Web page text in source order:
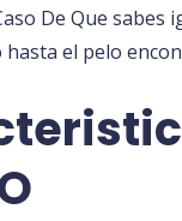
De Que
el pelo